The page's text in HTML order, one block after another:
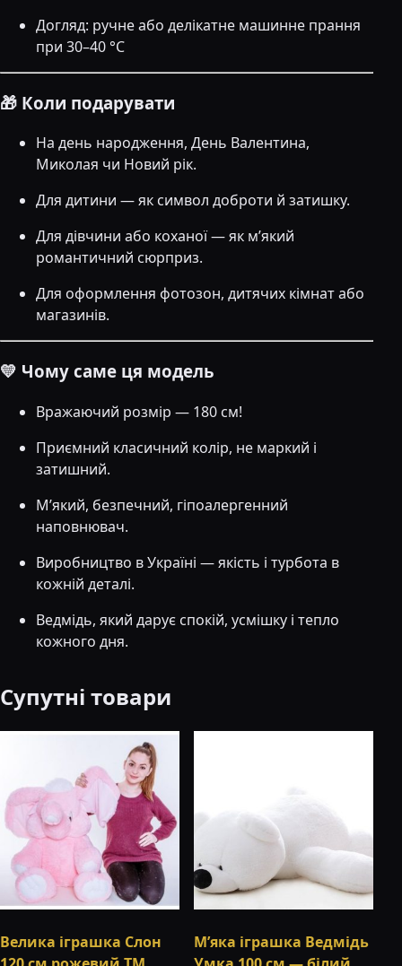
Догляд: ручне або делікатне машинне прання
при 30–40 °C
🎁 Коли подарувати
На день народження, День Валентина,
Миколая чи Новий рік.
Для дитини — як символ доброти й затишку.
Для дівчини або коханої — як м’який
романтичний сюрприз.
Для оформлення фотозон, дитячих кімнат або
магазинів.
💛 Чому саме ця модель
Вражаючий розмір — 180 см!
Приємний класичний колір, не маркий і
затишний.
М’який, безпечний, гіпоалергенний
наповнювач.
Виробництво в Україні — якість і турбота в
кожній деталі.
Ведмідь, який дарує спокій, усмішку і тепло
кожного дня.
Супутні товари
Велика іграшка Слон
М’яка іграшка Ведмідь